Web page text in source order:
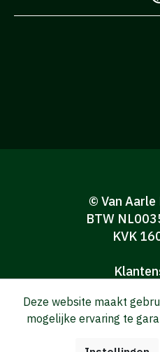
© Van
BTW
KVK
Algemene
Privacy
Deze website maakt
mogelijke ervaring te